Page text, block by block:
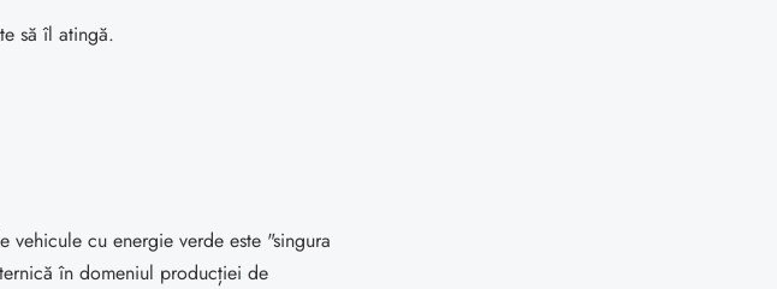
să îl atingă.
cu energie verde este "singura
în domeniul producției de